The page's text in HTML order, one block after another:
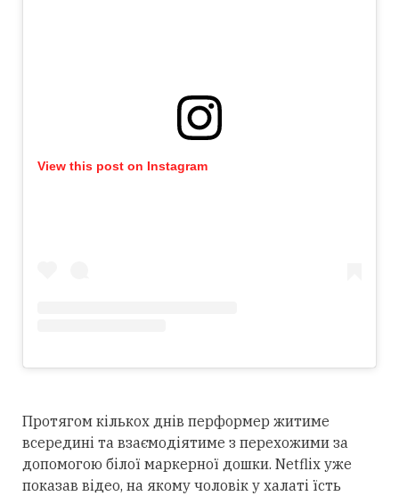
View this post on Instagram
Протягом кількох днів перформер житиме
всередині та взаємодіятиме з перехожими за
допомогою білої маркерної дошки. Netflix уже
показав відео, на якому чоловік у халаті їсть